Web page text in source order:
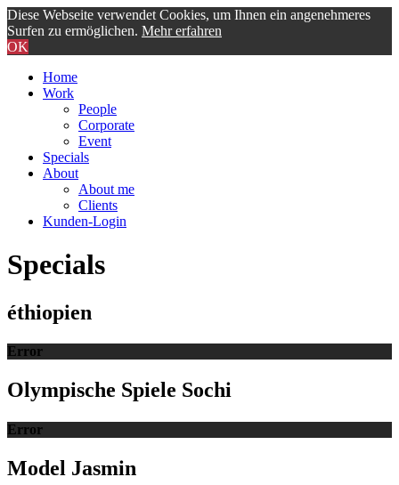
Diese Webseite verwendet Cookies, um Ihnen ein angenehmeres
Surfen zu ermöglichen. Mehr erfahren
OK
Home
Work
People
Corporate
Event
Specials
About
About me
Clients
Kunden-Login
Specials
éthiopien
Error
Olympische Spiele Sochi
Error
Model Jasmin